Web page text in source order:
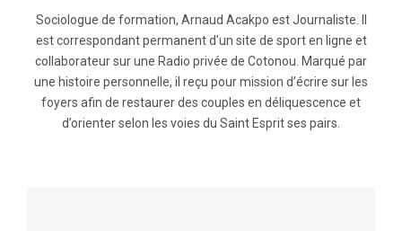
Sociologue de formation, Arnaud Acakpo est Journaliste. Il
est correspondant permanent d’un site de sport en ligne et
collaborateur sur une Radio privée de Cotonou. Marqué par
une histoire personnelle, il reçu pour mission d’écrire sur les
foyers afin de restaurer des couples en déliquescence et
d’orienter selon les voies du Saint Esprit ses pairs.